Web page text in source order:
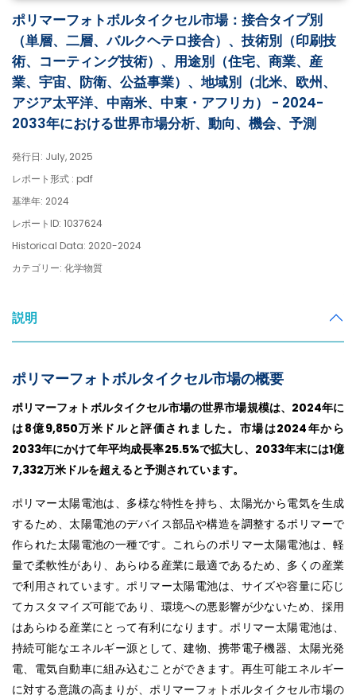
ポリマーフォトボルタイクセル市場：接合タイプ別
（単層、二層、バルクヘテロ接合）、技術別（印刷技
術、コーティング技術）、用途別（住宅、商業、産
業、宇宙、防衛、公益事業）、地域別（北米、欧州、
アジア太平洋、中南米、中東・アフリカ） - 2024-
2033年における世界市場分析、動向、機会、予測
発行日: July, 2025
レポート形式 : pdf
基準年: 2024
レポートID: 1037624
Historical Data: 2020-2024
カテゴリー: 化学物質
説明
ポリマーフォトボルタイクセル市場の概要
ポリマーフォトボルタイクセル市場の世界市場規模は、2024年に
は8億9,850万米ドルと評価されました。市場は2024年から
2033年にかけて年平均成長率25.5%で拡大し、2033年末には1億
7,332万米ドルを超えると予測されています。
ポリマー太陽電池は、多様な特性を持ち、太陽光から電気を生成
するため、太陽電池のデバイス部品や構造を調整するポリマーで
作られた太陽電池の一種です。これらのポリマー太陽電池は、軽
量で柔軟性があり、あらゆる産業に最適であるため、多くの産業
で利用されています。ポリマー太陽電池は、サイズや容量に応じ
てカスタマイズ可能であり、環境への悪影響が少ないため、採用
はあらゆる産業にとって有利になります。ポリマー太陽電池は、
持続可能なエネルギー源として、建物、携帯電子機器、太陽光発
電、電気自動車に組み込むことができます。再生可能エネルギー
に対する意識の高まりが、ポリマーフォトボルタイクセル市場の